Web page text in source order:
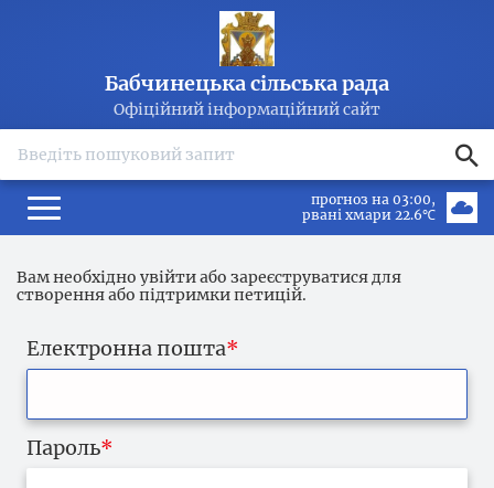
Бабчинецька сільська рада
Офіційний інформаційний сайт
прогноз на 03:00
рвані хмари 22.6℃
Вам необхідно увійти або зареєструватися для
створення або підтримки петицій.
Електронна пошта
Пароль